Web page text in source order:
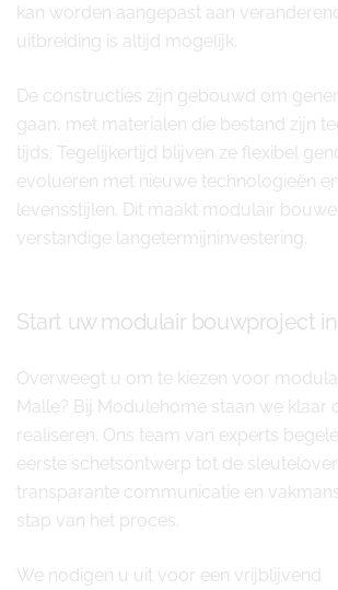
kan worden aangepast aan
uitbreiding is altijd mogelijk.
De constructies zijn gebouwd om
gaan, met materialen die bestand zijn
tijds. Tegelijkertijd blijven ze flexibel
evolueren met nieuwe technologieën
levensstijlen. Dit maakt modulair
verstandige langetermijninvestering.
Start uw modulair bouwproject
Overweegt u om te kiezen voor
Malle? Bij Modulehome staan we
realiseren. Ons team van experts
eerste schetsontwerp tot de
transparante communicatie en
stap van het proces.
We nodigen u uit voor een vrijblijvend